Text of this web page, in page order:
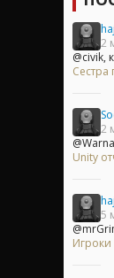
2
@civik,
Сестра
2
Unity
5
Игроки